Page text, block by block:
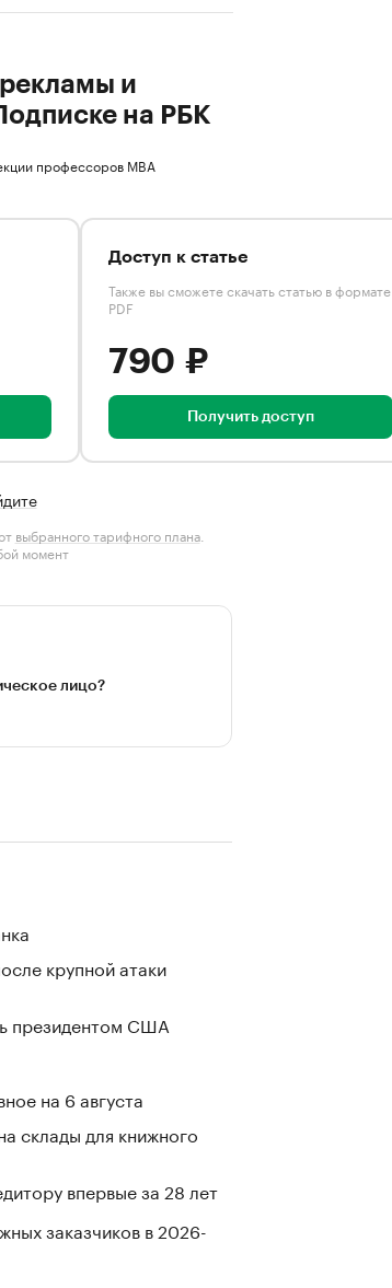
и
на РБК
профессоров MBA
Доступ к статье
Также вы сможете скачать статью в формате
PDF
790 ₽
Получить доступ
выбранного тарифного плана.
момент
лицо?
крупной атаки
президентом США
на 6 августа
склады для книжного
впервые за 28 лет
заказчиков в 2026-